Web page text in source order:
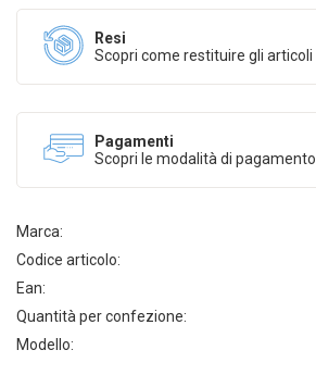
Resi
Scopri come restituire gli articoli
Pagamenti
Scopri le modalità di pagamento
Marca:
Codice articolo:
Ean:
Quantità per confezione:
Modello: